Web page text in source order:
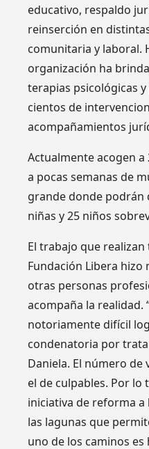
educativo, respaldo
reinserción en
comunitaria y laboral.
organización ha
terapias psicológicas
cientos de
acompañamientos
Actualmente acogen a
a pocas semanas de
grande donde podrán
niñas y 25 niños
El trabajo que
Fundación Libera hizo
otras personas
acompaña la realidad.
notoriamente difícil
condenatoria por
Daniela. El número de
el de culpables. Por lo
iniciativa de reforma a
las lagunas que
uno de los caminos